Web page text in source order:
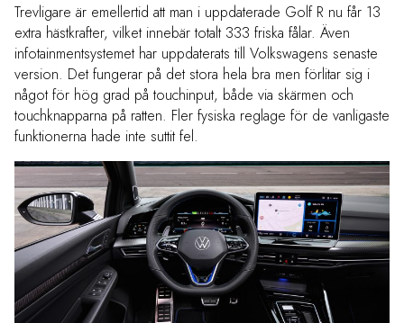
Trevligare är emellertid att man i uppdaterade Golf R nu får 13
extra hästkrafter, vilket innebär totalt 333 friska fålar. Även
infotainmentsystemet har uppdaterats till Volkswagens senaste
version. Det fungerar på det stora hela bra men förlitar sig i
något för hög grad på touchinput, både via skärmen och
touchknapparna på ratten. Fler fysiska reglage för de vanligaste
funktionerna hade inte suttit fel.